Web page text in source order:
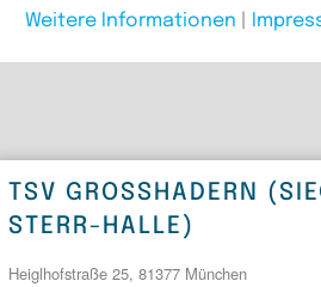
TSV GROSSHADERN
TERR-HALLE)
Heiglhofstraße 25, 81377 München
Weitere Informationen